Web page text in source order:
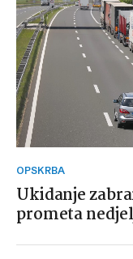
OPSKRBA
Ukidanje
prometa